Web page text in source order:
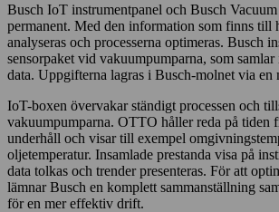
Busch IoT instrumentpanel och Busch
permanent. Med den information som finns till
analyseras och processerna optimeras. Busch
sensorpaket vid vakuumpumparna, som samlar
data. Uppgifterna lagras i Busch-molnet via en
IoT-boxen övervakar ständigt processen och
vakuumpumparna. OTTO håller reda på tiden
underhåll och visar till exempel
oljetemperatur. Insamlade prestanda visa på
data tolkas och trender presenteras. För att
lämnar Busch en komplett sammanställning
för en mer effektiv drift.